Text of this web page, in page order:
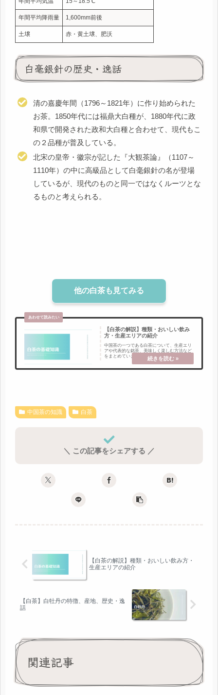
年間平均降雨量 1,600mm前後
土壌 赤・黄土壌、肥沃
白毫銀針の歴史・逸話
清の嘉慶年間（1796～1821年）に作り始められた
お茶。1850年代には福鼎大白種が、1880年代に政
和県で開発された政和大白種と合わせて、現代もこ
の２品種が普及している。
北宋の皇帝・徽宗が記した『大観茶論』（1107～
1110年）の中に高級品として白毫銀針の名が登場
しているが、現代のものと同一ではなくルーツとな
るものと考えられる。
他の白茶も見てみる
【白茶の解説】種類・おいしい飲み
方・生産エリアの紹介
中国茶の一つである白茶について、生産エリ
アや代表的な銘茶、美味しく楽しむ方法など
をまとめています。白茶とは？白茶は少しだ
け発酵させているため“軽発酵茶”と呼ばれる
中国茶の知識 白茶
＼ この記事をシェアする ／
【白茶の解説】種類・おいしい飲み方・
生産エリアの紹介
【白茶】白牡丹の特徴、産地、歴史・逸
話
関連記事